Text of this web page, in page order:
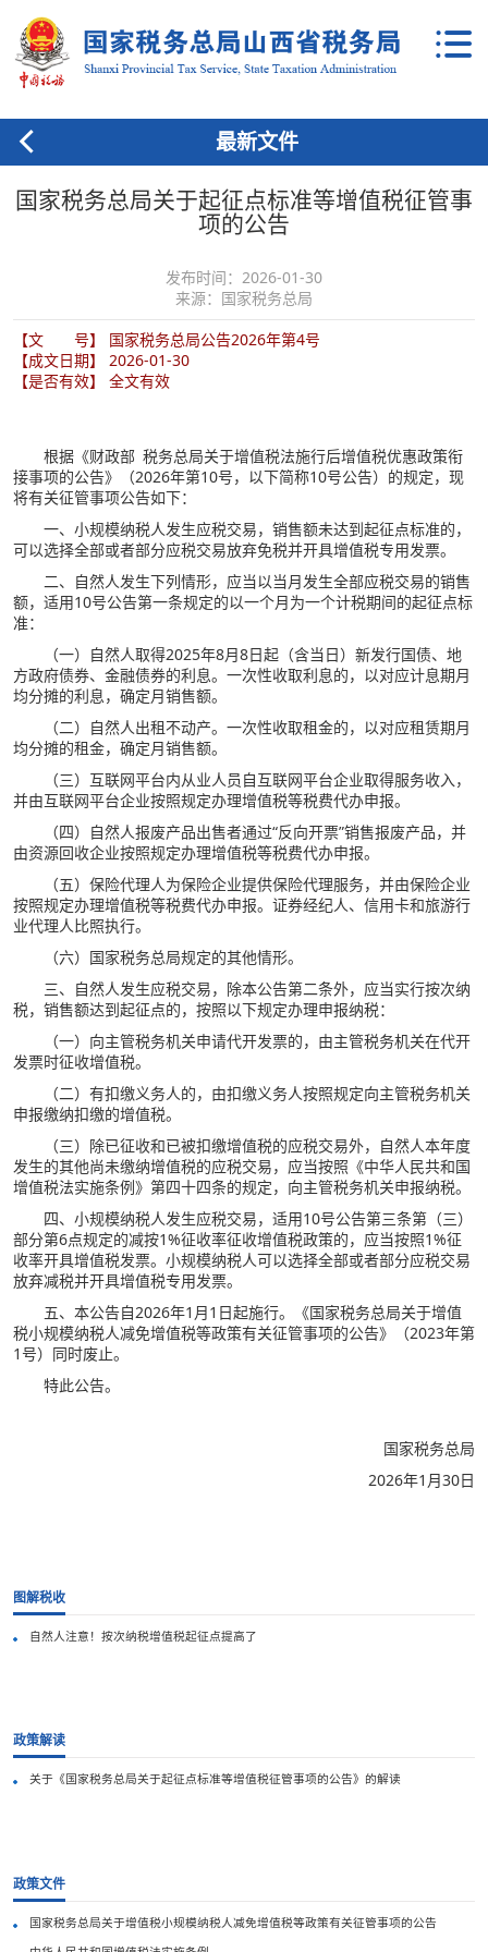
最新文件
国家税务总局关于起征点标准等增值税征管事
项的公告
发布时间：2026-01-30
来源：国家税务总局
【文 号】 国家税务总局公告2026年第4号
【成文日期】 2026-01-30
【是否有效】 全文有效
根据《财政部 税务总局关于增值税法施行后增值税优惠政策衔
接事项的公告》（2026年第10号，以下简称10号公告）的规定，现
将有关征管事项公告如下：
一、小规模纳税人发生应税交易，销售额未达到起征点标准的，
可以选择全部或者部分应税交易放弃免税并开具增值税专用发票。
二、自然人发生下列情形，应当以当月发生全部应税交易的销售
额，适用10号公告第一条规定的以一个月为一个计税期间的起征点标
准：
（一）自然人取得2025年8月8日起（含当日）新发行国债、地
方政府债券、金融债券的利息。一次性收取利息的，以对应计息期月
均分摊的利息，确定月销售额。
（二）自然人出租不动产。一次性收取租金的，以对应租赁期月
均分摊的租金，确定月销售额。
（三）互联网平台内从业人员自互联网平台企业取得服务收入，
并由互联网平台企业按照规定办理增值税等税费代办申报。
（四）自然人报废产品出售者通过“反向开票”销售报废产品，并
由资源回收企业按照规定办理增值税等税费代办申报。
（五）保险代理人为保险企业提供保险代理服务，并由保险企业
按照规定办理增值税等税费代办申报。证券经纪人、信用卡和旅游行
业代理人比照执行。
（六）国家税务总局规定的其他情形。
三、自然人发生应税交易，除本公告第二条外，应当实行按次纳
税，销售额达到起征点的，按照以下规定办理申报纳税：
（一）向主管税务机关申请代开发票的，由主管税务机关在代开
发票时征收增值税。
（二）有扣缴义务人的，由扣缴义务人按照规定向主管税务机关
申报缴纳扣缴的增值税。
（三）除已征收和已被扣缴增值税的应税交易外，自然人本年度
发生的其他尚未缴纳增值税的应税交易，应当按照《中华人民共和国
增值税法实施条例》第四十四条的规定，向主管税务机关申报纳税。
四、小规模纳税人发生应税交易，适用10号公告第三条第（三）
部分第6点规定的减按1%征收率征收增值税政策的，应当按照1%征
收率开具增值税发票。小规模纳税人可以选择全部或者部分应税交易
放弃减税并开具增值税专用发票。
五、本公告自2026年1月1日起施行。《国家税务总局关于增值
税小规模纳税人减免增值税等政策有关征管事项的公告》（2023年第
1号）同时废止。
特此公告。
国家税务总局
2026年1月30日
图解税收
自然人注意！按次纳税增值税起征点提高了
政策解读
关于《国家税务总局关于起征点标准等增值税征管事项的公告》的解读
政策文件
国家税务总局关于增值税小规模纳税人减免增值税等政策有关征管事项的公告